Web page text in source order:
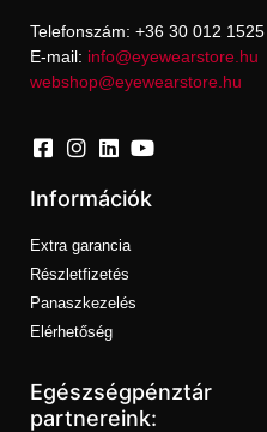
Telefonszám: +36 30 012 1525
E-mail: info@eyewearstore.hu
webshop@eyewearstore.hu
Információk
Extra garancia
Részletfizetés
Panaszkezelés
Elérhetőség
Egészségpénztár
partnereink: